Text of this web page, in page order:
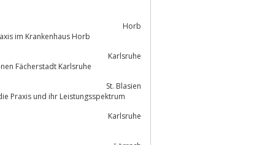
Horb
Innere Medizin, Diabetologe, Röntgendiagnostik, Tel. 07451-6279112, Praxis im Krankenhaus Horb
Karlsruhe
Fächerstadt Karlsruhe
St. Blasien
Informationen über die Praxis und ihr Leistungsspektrum
Karlsruhe